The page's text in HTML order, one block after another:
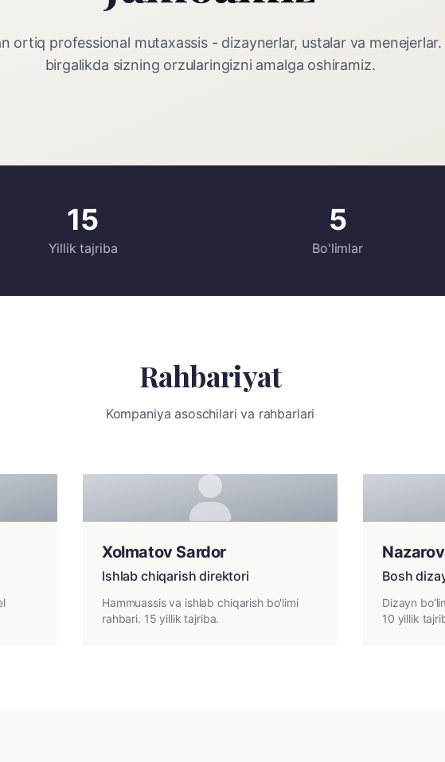
ortiq professional mutaxassis - dizaynerlar, ustalar va menejerlar.
birgalikda sizning orzularingizni amalga oshiramiz.
15
Yillik tajriba
5
Bo'limlar
Rahbariyat
Kompaniya asoschilari va rahbarlari
Xolmatov Sardor
Ishlab chiqarish direktori
Hammuassis va ishlab chiqarish bo'limi
rahbari. 15 yillik tajriba.
Bosh
Dizayn
10 yillik